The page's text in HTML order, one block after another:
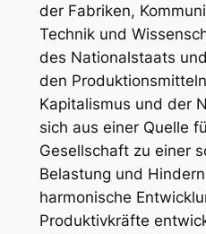
der Fabriken,
Technik und
des Nationalstaats
den
Kapitalismus und der
sich aus einer Quelle
Gesellschaft zu einer
Belastung und
harmonische
Produktivkräfte